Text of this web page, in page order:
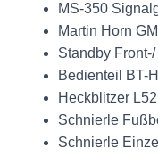
MS-350
Martin Horn
Standby
Bedienteil BT-
Heckblitzer
Schnierle
Schnierle